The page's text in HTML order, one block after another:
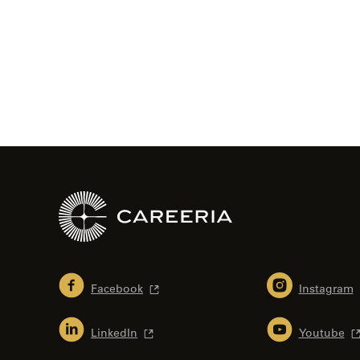
Facebook Instagram
LinkedIn Youtube